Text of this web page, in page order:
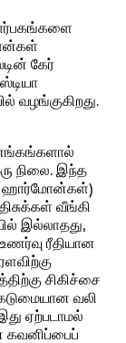
கேர்
வழங்குகிறது.
நிலை. இந்த
ஹார்மோன்கள்)
வீங்கி
இல்லாதது,
ரீதியான
சிகிச்சை
வலி
ஏற்படாமல்
கவனிப்பைப்